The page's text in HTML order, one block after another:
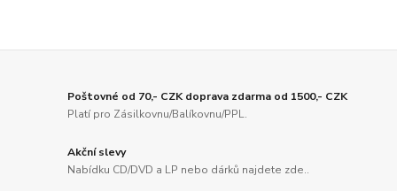
Poštovné od 70,- CZK doprava zdarma od 1500,- CZK
Platí pro Zásilkovnu/Balíkovnu/PPL.
Akční slevy
Nabídku CD/DVD a LP nebo dárků najdete zde..